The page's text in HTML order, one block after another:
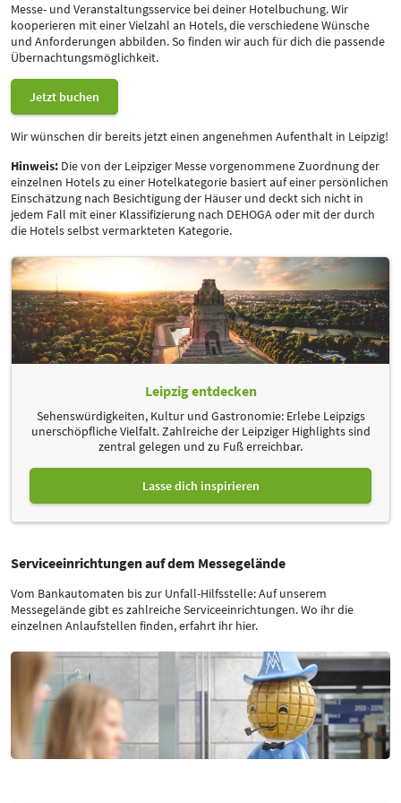
Neues Parksystem
1.
Einfahren:
Ihr Kennzeichen wird automatisch erfasst.
2.Bezahlen*:Am Kassenautomaten oder online zahlen.*
3.Veranstaltung besuchen:Wir freuen uns auf Sie! Viel Spaß und
Erfolg!
4.Ausfahrt:Ihr Kennzeichen wird erkannt. Gute Heimfahrt!
* Spart Euch den Weg zum Kassenautomaten!Bis 48 Stundennach
Verlassen des Messeparkplatzes könnt Ihr bequem
online Eure Parkgebühr bezahlen.
Messe- und Veranstaltungsservice bei deiner Hotelbuchung. Wir
kooperieren mit einer Vielzahl an Hotels, die verschiedene Wünsche
und Anforderungen abbilden. So finden wir auch für dich die passende
Übernachtungsmöglichkeit.
Jetzt buchen
Wir wünschen dir bereits jetzt einen angenehmen Aufenthalt in Leipzig!
Hinweis: Die von der Leipziger Messe vorgenommene Zuordnung der
einzelnen Hotels zu einer Hotelkategorie basiert auf einer persönlichen
Einschätzung nach Besichtigung der Häuser und deckt sich nicht in
jedem Fall mit einer Klassifizierung nach DEHOGA oder mit der durch
die Hotels selbst vermarkteten Kategorie.
Leipzig entdecken
Sehenswürdigkeiten, Kultur und Gastronomie: Erlebe Leipzigs
unerschöpfliche Vielfalt. Zahlreiche der Leipziger Highlights sind
zentral gelegen und zu Fuß erreichbar.
Lasse dich inspirieren
Serviceeinrichtungen auf dem Messegelände
Vom Bankautomaten bis zur Unfall-Hilfsstelle: Auf unserem
Messegelände gibt es zahlreiche Serviceeinrichtungen. Wo ihr die
einzelnen Anlaufstellen finden, erfahrt ihr hier.